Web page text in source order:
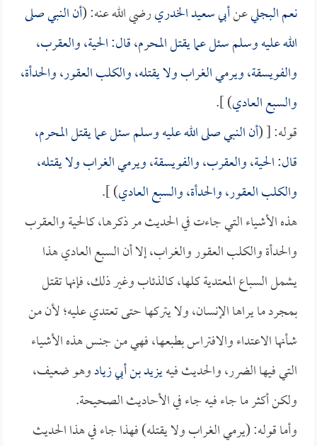
نعم البجليعنأبي سعيد الخدريرضي الله عنه: (أن النبي صلى
الله عليه وسلم سئل عما يقتل المحرم، قال: الحية، والعقرب،
والفويسقة، ويرمي الغراب ولا يقتله، والكلب العقور، والحدأة،
والسبع العادي) ].
قوله: [ (أن النبي صلى الله عليه وسلم سئل عما يقتل المحرم،
قال: الحية، والعقرب، والفويسقة، ويرمي الغراب ولا يقتله،
والكلب العقور، والحدأة، والسبع العادي) ].
هذه الأشياء التي جاءت في الحديث مر ذكرها، كالحية والعقرب
والحدأة والكلب العقور والغراب، إلا أن السبع العادي هذا
يشمل السباع المعتدية كلها، كالذئاب وغير ذلك، فإنها تقتل
بمجرد ما يراها الإنسان، ولا يتركها حتى تعتدي عليه؛ لأن من
شأنها الاعتداء والافتراس بطبعها، فهي من جنس هذه الأشياء
التي فيها الضرر، والحديث فيهيزيد بن أبي زيادوهو ضعيف،
ولكن أكثر ما جاء فيه جاء في الأحاديث الصحيحة.
وأما قوله: (يرمي الغراب ولا يقتله) فهذا جاء في هذا الحديث